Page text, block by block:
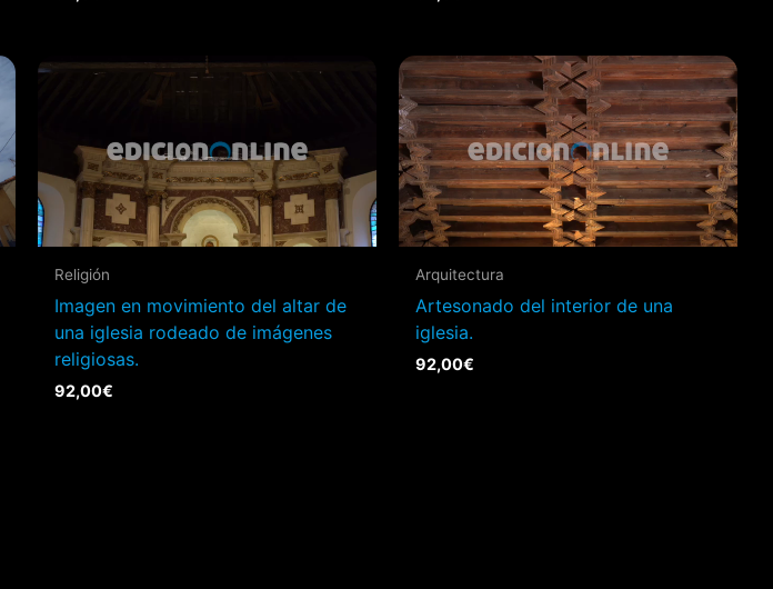
Religión
Imagen en movimiento del altar de
una iglesia rodeado de imágenes
religiosas.
92,00€
Arquitectura
Artesonado del interior de una
iglesia.
92,00€